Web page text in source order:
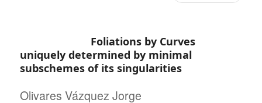
Foliations by Curves
uniquely determined by minimal
subschemes of its singularities
Olivares Vázquez Jorge